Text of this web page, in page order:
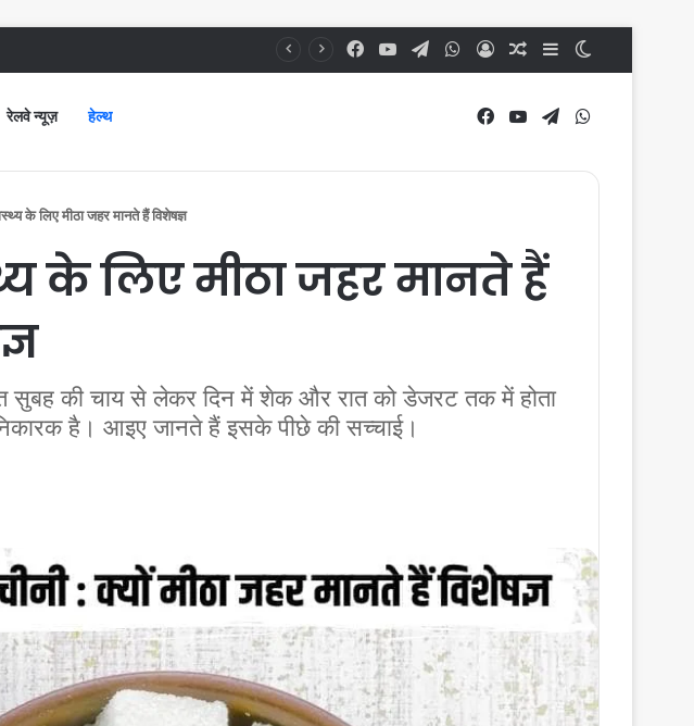
बाथरूम में खड़े होकर दिखाओ Facebook
YouTubeTelegramWhatsApp
Log InRandom Article
Sidebar
रेलवे न्यूज़ हेल्थ Facebook
YouTubeTelegram
के लिए मीठा जहर मानते हैं विशेषज्ञ
के लिए मीठा जहर मानते हैं
की चाय से लेकर दिन में शेक और रात को डेजरट तक में होता
है। आइए जानते हैं इसके पीछे की सच्चाई।